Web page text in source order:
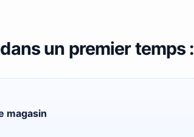
un premier temps :
magasin